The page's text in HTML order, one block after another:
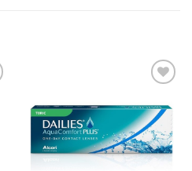
Wishlist